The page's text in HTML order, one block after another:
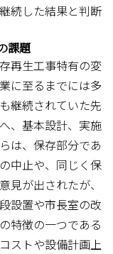
続した結果と判断
課題
再生工事特有の変
に至るまでには多
継続されていた先
、基本設計、実施
は、保存部分であ
中止や、同じく保
見が出されたが、
設置や市長室の改
特徴の一つである
ストや設備計画上